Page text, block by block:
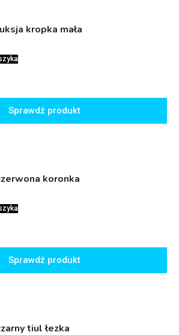
kropka mała
Sprawdź produkt
koronka
Sprawdź produkt
tiul łezka